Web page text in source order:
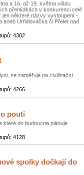
a 16. až 19. května vládu
přehlídkách v konkurenci celé
některé názvy vystoupení -
aneb Urfidlovačka či Přelet nad
4302
se zaměřuje na civilizační
4266
pouti
které do budoucna plánuje
4128
spolky dočkají do